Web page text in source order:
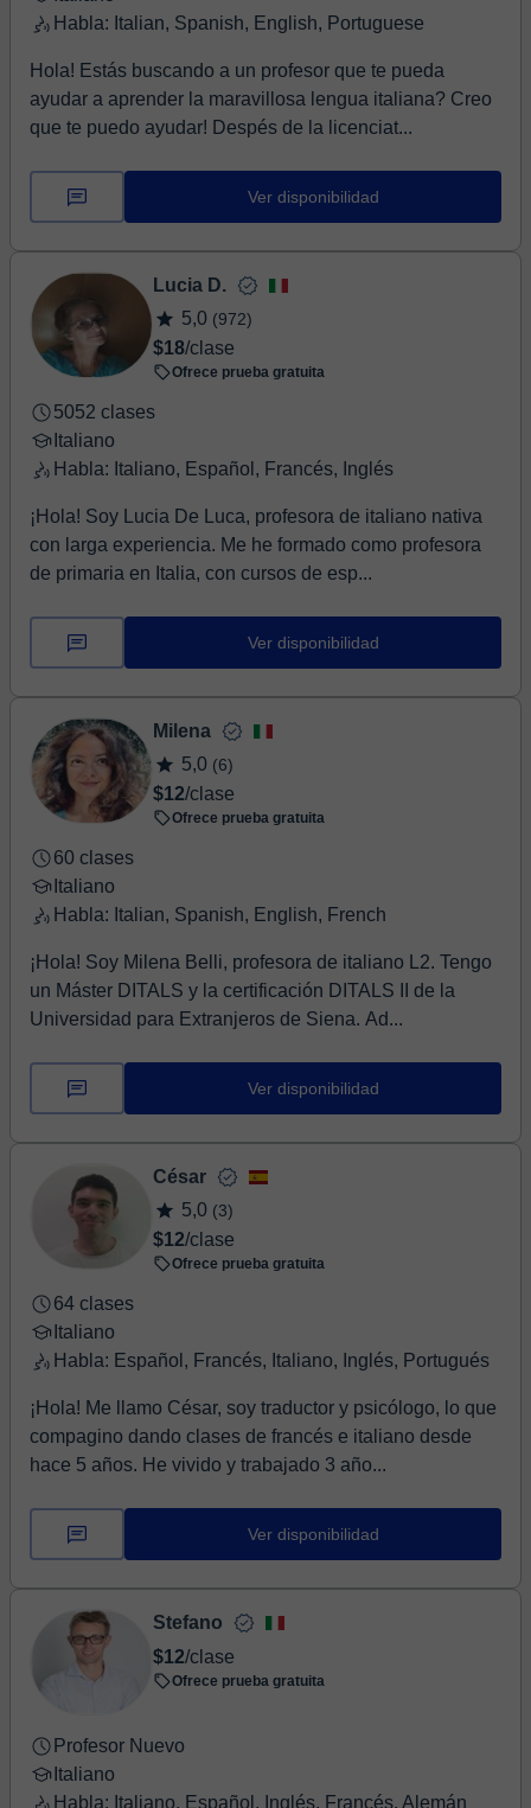
Habla: Italian, Spanish, English, Portuguese
Hola! Estás buscando a un profesor que te pueda
ayudar a aprender la maravillosa lengua italiana? Creo
que te puedo ayudar! Despés de la licenciat...
Ver disponibilidad
Lucia D.
5,0 (972)
$18/clase
Ofrece prueba gratuita
5052 clases
Italiano
Habla: Italiano, Español, Francés, Inglés
¡Hola! Soy Lucia De Luca, profesora de italiano nativa
con larga experiencia. Me he formado como profesora
de primaria en Italia, con cursos de esp...
Ver disponibilidad
Milena
5,0 (6)
$12/clase
Ofrece prueba gratuita
60 clases
Italiano
Habla: Italian, Spanish, English, French
¡Hola! Soy Milena Belli, profesora de italiano L2. Tengo
un Máster DITALS y la certificación DITALS II de la
Universidad para Extranjeros de Siena. Ad...
Ver disponibilidad
César
5,0 (3)
$12/clase
Ofrece prueba gratuita
64 clases
Italiano
Habla: Español, Francés, Italiano, Inglés, Portugués
¡Hola! Me llamo César, soy traductor y psicólogo, lo que
compagino dando clases de francés e italiano desde
hace 5 años. He vivido y trabajado 3 año...
Ver disponibilidad
Stefano
$12/clase
Ofrece prueba gratuita
Profesor Nuevo
Italiano
Habla: Italiano, Español, Inglés, Francés, Alemán